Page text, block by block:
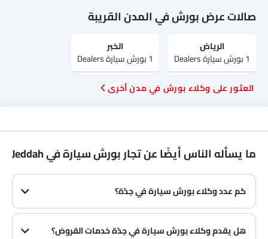
صالات عرض بورش في المدن القريبة
الرياض‎
1 بورش سيارة Dealers
الخبر
1 بورش سيارة Dealers
العثور على وكلاء بورش في مدن أخرى
ما يسأله الناس أيضًا عن تجار بورش سيارة في Jeddah
كم عدد وكلاء بورش سيارة في جدّة؟
هل يقدم وكلاء بورش سيارة في جدّة خدمات القروض؟